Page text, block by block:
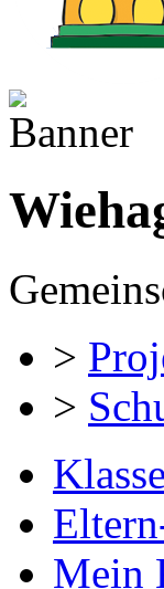
>
>
Mein